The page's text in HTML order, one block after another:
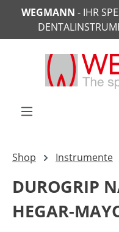
springen
WEGMANN - IHR
Shop Instrumente
DUROGRIP
HEGAR-